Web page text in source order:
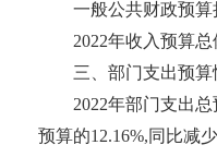
一般公共财政预算
2022年收入预算
三、部门支出预算
2022年部门支出
预算的12.16%,同比减